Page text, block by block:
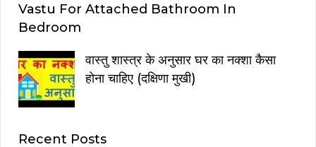
Vastu For Attached Bathroom In
Bedroom
वास्तु शास्त्र के अनुसार घर का नक्शा कैसा
होना चाहिए (दक्षिणा मुखी)
Recent Posts